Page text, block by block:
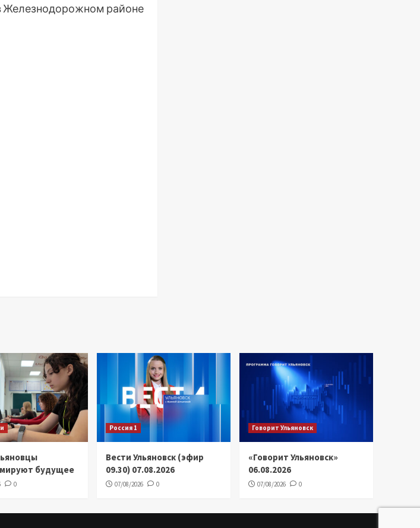
Железнодорожном районе
будущее
0
Россия 1
Вести Ульяновск (эфир
09.30) 07.08.2026
07/08/2026 0
Говорит Ульяновск
«Говорит Ульяновск»
06.08.2026
07/08/2026 0